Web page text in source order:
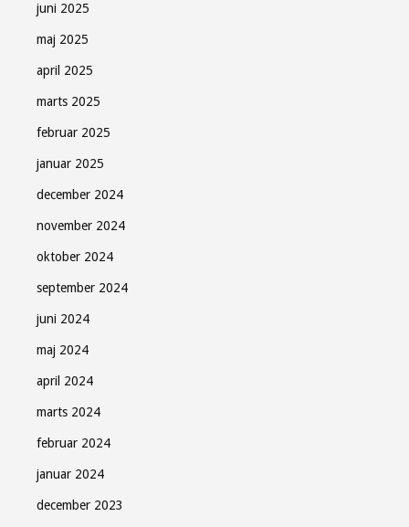
juni 2025
maj 2025
april 2025
marts 2025
februar 2025
januar 2025
december 2024
november 2024
oktober 2024
september 2024
juni 2024
maj 2024
april 2024
marts 2024
februar 2024
januar 2024
december 2023